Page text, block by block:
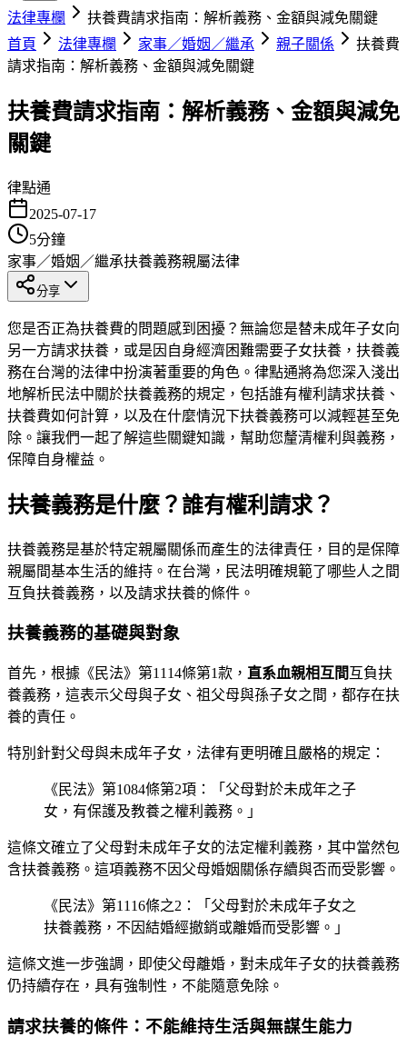
法律專欄
扶養費請求指南：解析義務、金額與減免關鍵
首頁
法律專欄 家事／婚姻／繼承 親子關係
扶養費
請求指南：解析義務、金額與減免關鍵
扶養費請求指南：解析義務、金額與減免
關鍵
律點通
2025-07-17
5分鐘
家事／婚姻／繼承扶養義務親屬法律
分享
您是否正為扶養費的問題感到困擾？無論您是替未成年子女向
另一方請求扶養，或是因自身經濟困難需要子女扶養，扶養義
務在台灣的法律中扮演著重要的角色。律點通將為您深入淺出
地解析民法中關於扶養義務的規定，包括誰有權利請求扶養、
扶養費如何計算，以及在什麼情況下扶養義務可以減輕甚至免
除。讓我們一起了解這些關鍵知識，幫助您釐清權利與義務，
保障自身權益。
扶養義務是什麼？誰有權利請求？
扶養義務是基於特定親屬關係而產生的法律責任，目的是保障
親屬間基本生活的維持。在台灣，民法明確規範了哪些人之間
互負扶養義務，以及請求扶養的條件。
扶養義務的基礎與對象
首先，根據《民法》第1114條第1款， 直系血親相互間互負扶
養義務，這表示父母與子女、祖父母與孫子女之間，都存在扶
養的責任。
特別針對父母與未成年子女，法律有更明確且嚴格的規定：
《民法》第1084條第2項：「父母對於未成年之子
女，有保護及教養之權利義務。」
這條文確立了父母對未成年子女的法定權利義務，其中當然包
含扶養義務。這項義務不因父母婚姻關係存續與否而受影響。
《民法》第1116條之2：「父母對於未成年子女之
扶養義務，不因結婚經撤銷或離婚而受影響。」
這條文進一步強調，即使父母離婚，對未成年子女的扶養義務
仍持續存在，具有強制性，不能隨意免除。
請求扶養的條件：不能維持生活與無謀生能力